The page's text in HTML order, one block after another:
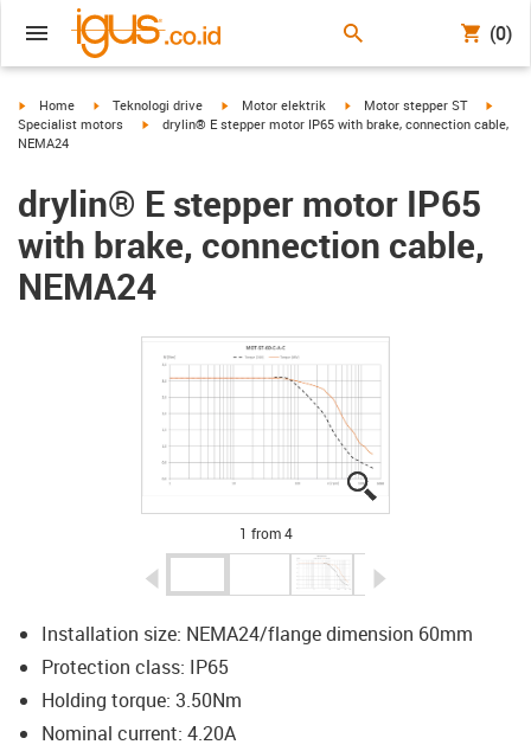
(0)
igus-icon-arrow-right
Home igus-icon-arrow-right
Teknologi drive igus-icon-arrow-right
Motor elektrik igus-icon-arrow-right
Motor stepper ST
igus-
Specialist motors
igus-icon-arrow-right
drylin® E stepper motor IP65 with brake, connection cable,
NEMA24
drylin® E stepper motor IP65
with brake, connection cable,
NEMA24
igus-icon-lupe
igus-icon-lupe
igus-icon-lupe
igus-icon-lupe
1 from 4
Installation size: NEMA24/flange dimension 60mm
Protection class: IP65
Holding torque: 3.50Nm
Nominal current: 4.20A